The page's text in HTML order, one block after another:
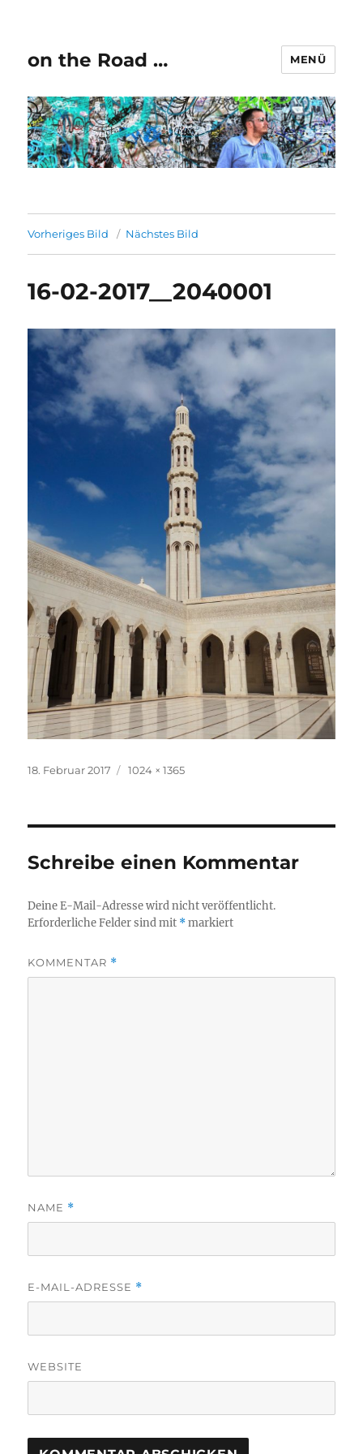
on the Road … MENÜ
Vorheriges Bild Nächstes Bild
16-02-2017__2040001
Veröffentlicht
18. Februar 2017 Originalgröße
1024 × 1365
Schreibe einen Kommentar
Deine E-Mail-Adresse wird nicht veröffentlicht.
Erforderliche Felder sind mit *markiert
KOMMENTAR *
NAME *
E-MAIL-ADRESSE *
WEBSITE